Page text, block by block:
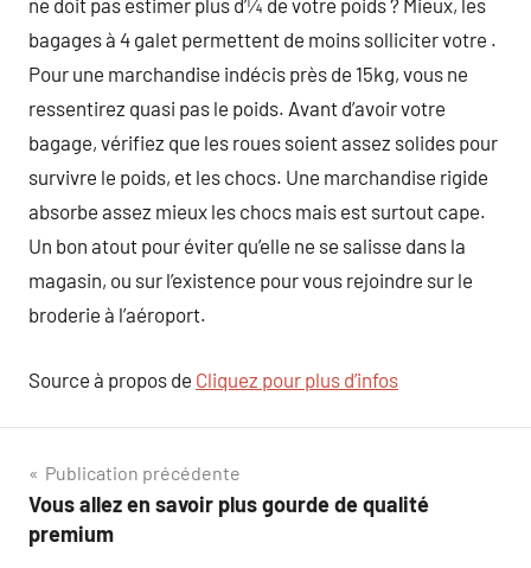
ne doit pas estimer plus d’¼ de votre poids ? Mieux, les
bagages à 4 galet permettent de moins solliciter votre .
Pour une marchandise indécis près de 15kg, vous ne
ressentirez quasi pas le poids. Avant d’avoir votre
bagage, vérifiez que les roues soient assez solides pour
survivre le poids, et les chocs. Une marchandise rigide
absorbe assez mieux les chocs mais est surtout cape.
Un bon atout pour éviter qu’elle ne se salisse dans la
magasin, ou sur l’existence pour vous rejoindre sur le
broderie à l’aéroport.
Source à propos de Cliquez pour plus d’infos
Navigation
de
Publication précédente
Vous allez en savoir plus gourde de qualité
premium